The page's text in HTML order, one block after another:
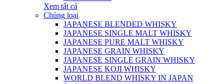
Xem tất cả
Chủng loại
JAPANESE BLENDED WHISKY
JAPANESE SINGLE MALT WHISKY
JAPANESE PURE MALT WHISKY
JAPANESE GRAIN WHISKY
JAPANESE SINGLE GRAIN WHISKY
JAPANESE KOJI WHISKY
WORLD BLEND WHISKY IN JAPAN